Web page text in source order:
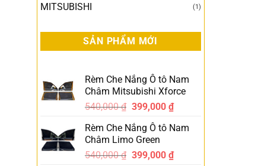
MITSUBISHI (1)
SẢN PHẨM MỚI
Rèm Che Nắng Ô tô Nam
Châm Mitsubishi Xforce
540,000₫ 399,000 ₫
Rèm Che Nắng Ô tô Nam
Châm Limo Green
540,000₫ 399,000 ₫